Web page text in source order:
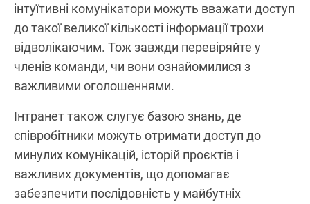
інтуїтивні комунікатори можуть вважати доступ
до такої великої кількості інформації трохи
відволікаючим. Тож завжди перевіряйте у
членів команди, чи вони ознайомилися з
важливими оголошеннями.
Інтранет також слугує базою знань, де
співробітники можуть отримати доступ до
минулих комунікацій, історій проєктів і
важливих документів, що допомагає
забезпечити послідовність у майбутніх